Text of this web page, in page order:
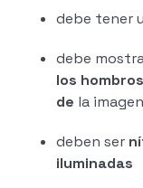
debe tener
debe
los
de la imagen
deben ser
iluminadas